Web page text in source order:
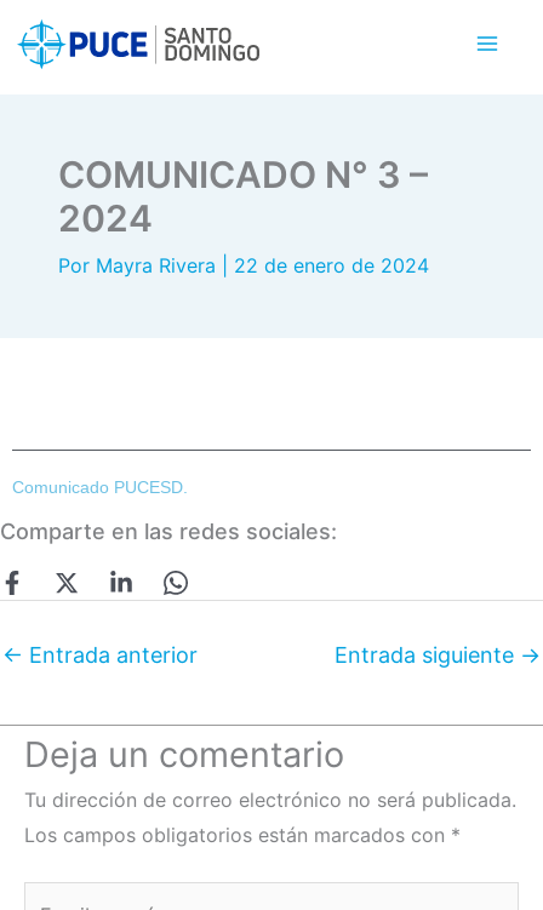
COMUNICADO N° 3 –
2024
Por Mayra Rivera 22 de enero de 2024
Comunicado PUCESD.
Comparte en las redes sociales:
← Entrada anterior Entrada siguiente →
Deja un comentario
Tu dirección de correo electrónico no será publicada.
Los campos obligatorios están marcados con *